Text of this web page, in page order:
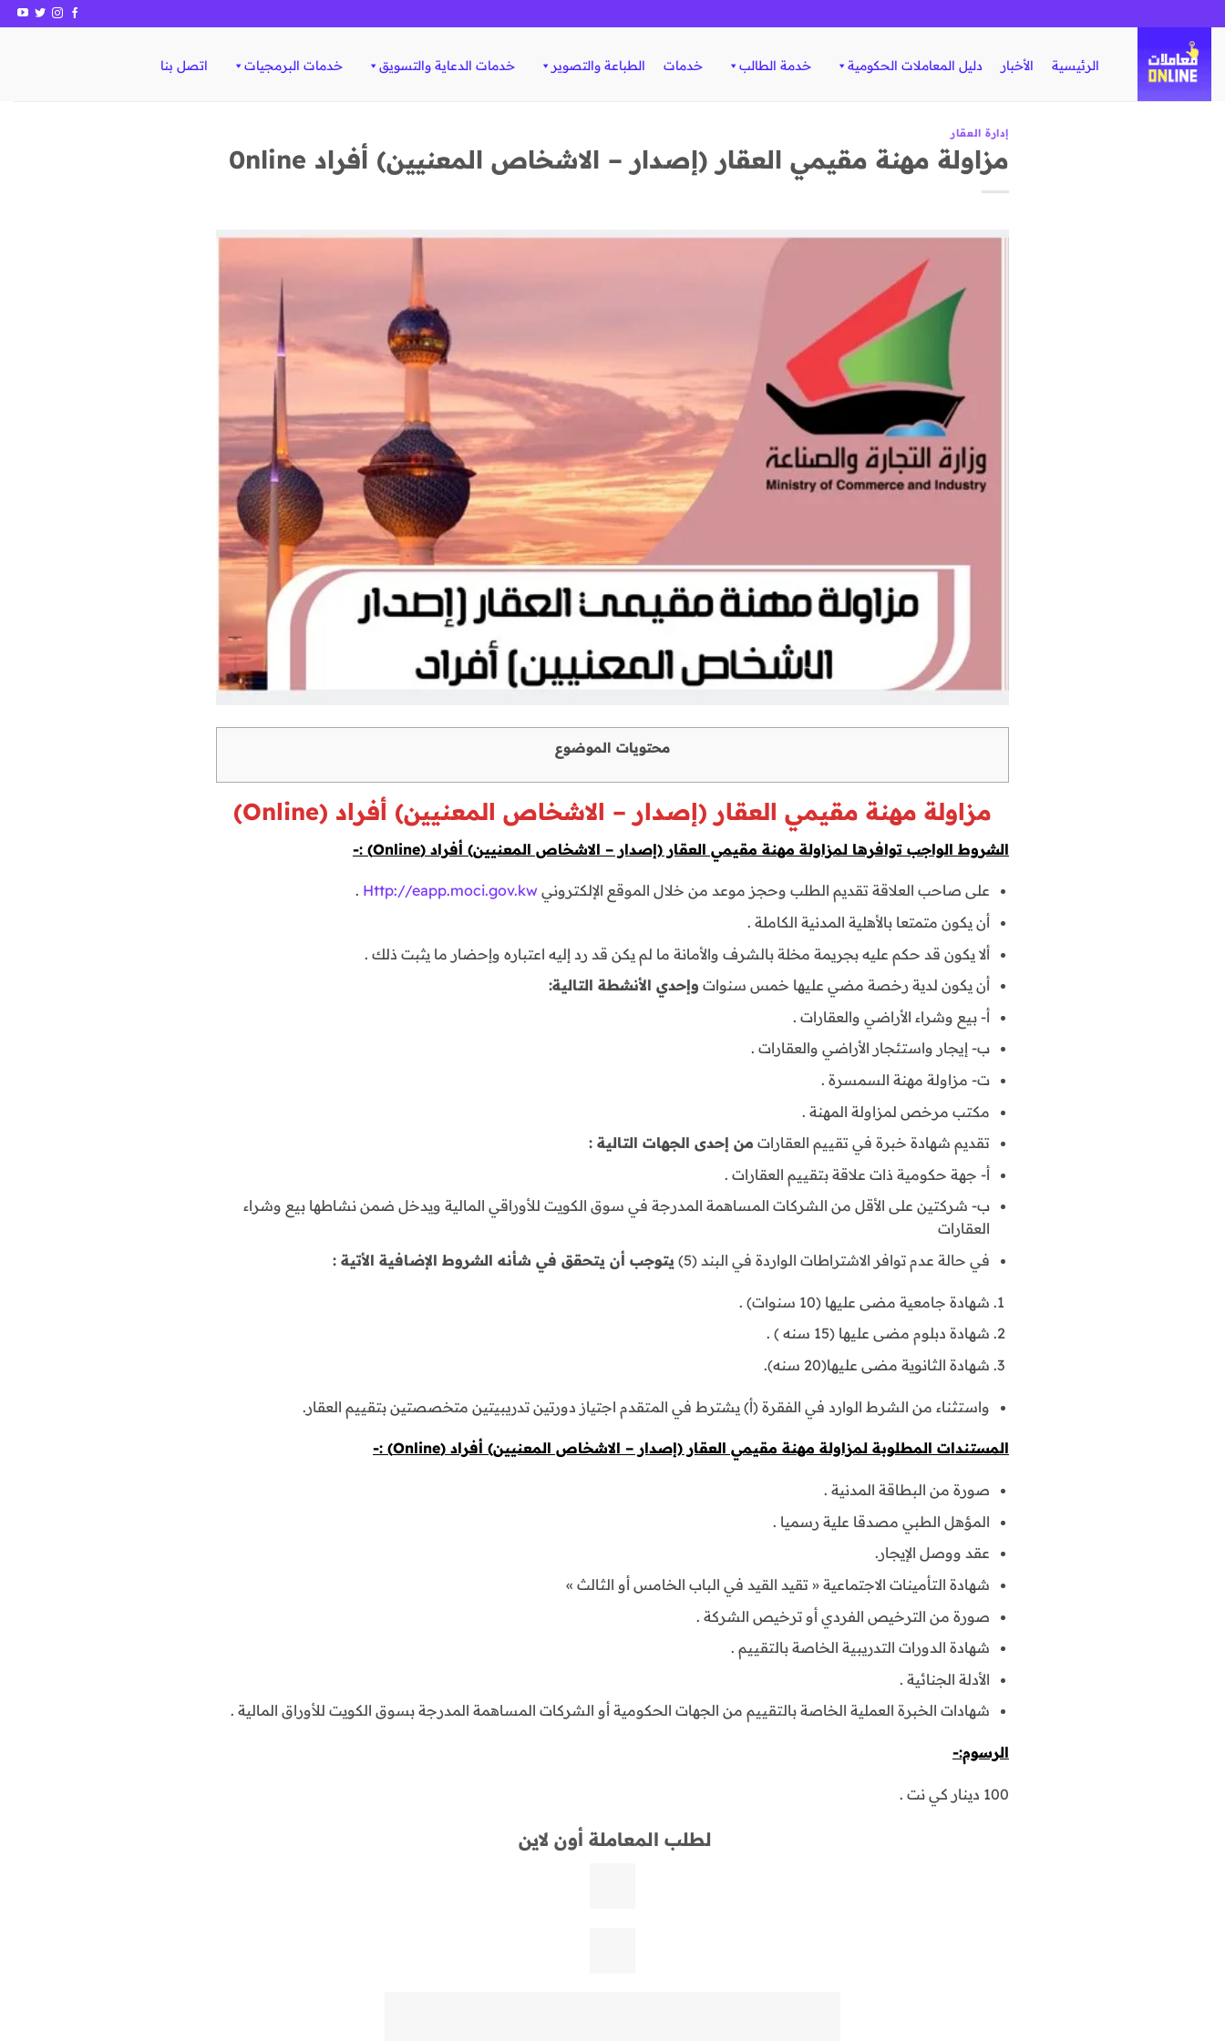
الرئيسية الأخبار دليل المعاملات الحكومية خدمة الطالب خدمات الطباعة والتصوير خدمات الدعاية والتسويق خدمات البرمجيات اتصل بنا
إدارة العقار
مزاولة مهنة مقيمي العقار (إصدار – الاشخاص المعنيين) أفراد 0nline
محتويات الموضوع
مزاولة مهنة مقيمي العقار (إصدار – الاشخاص المعنيين) أفراد (Online)
الشروط الواجب توافرها لمزاولة مهنة مقيمي العقار (إصدار – الاشخاص المعنيين) أفراد (Online) :-
على صاحب العلاقة تقديم الطلب وحجز موعد من خلال الموقع الإلكتروني Http://eapp.moci.gov.kw
.
أن يكون متمتعا بالأهلية المدنية الكاملة .
ألا يكون قد حكم عليه بجريمة مخلة بالشرف والأمانة ما لم يكن قد رد إليه اعتباره وإحضار ما يثبت ذلك .
أن يكون لدية رخصة مضي عليها خمس سنوات وإحدي الأنشطة التالية:
أ‌- بيع وشراء الأراضي والعقارات .
ب‌- إيجار واستئجار الأراضي والعقارات .
ت‌- مزاولة مهنة السمسرة .
مكتب مرخص لمزاولة المهنة .
تقديم شهادة خبرة في تقييم العقارات من إحدى الجهات التالية :
أ‌- جهة حكومية ذات علاقة بتقييم العقارات .
ب‌- شركتين على الأقل من الشركات المساهمة المدرجة في سوق الكويت للأوراقي المالية ويدخل ضمن نشاطها بيع وشراء
العقارات
في حالة عدم توافر الاشتراطات الواردة في البند (5)
يتوجب أن يتحقق في شأنه الشروط الإضافية الأتية :
شهادة جامعية مضى عليها (10 سنوات) .
شهادة دبلوم مضى عليها (15 سنه ) .
شهادة الثانوية مضى عليها(20 سنه).
واستثناء من الشرط الوارد في الفقرة (أ) يشترط في المتقدم اجتياز دورتين تدريبيتين متخصصتين بتقييم العقار.
المستندات المطلوبة لمزاولة مهنة مقيمي العقار (إصدار – الاشخاص المعنيين) أفراد (Online) :-
صورة من البطاقة المدنية .
المؤهل الطبي مصدقا علية رسميا .
عقد ووصل الإيجار.
شهادة التأمينات الاجتماعية « تقيد القيد في الباب الخامس أو الثالث »
صورة من الترخيص الفردي أو ترخيص الشركة .
شهادة الدورات التدريبية الخاصة بالتقييم .
الأدلة الجنائية .
شهادات الخبرة العملية الخاصة بالتقييم من الجهات الحكومية أو الشركات المساهمة المدرجة بسوق الكويت للأوراق المالية .
الرسوم:-
100 دينار كي نت .
لطلب المعاملة أون لاين